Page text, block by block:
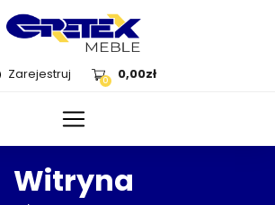
Zarejestruj 0 0,00zł
Witryna